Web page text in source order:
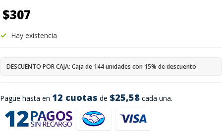
$307
Pague hasta en 12 cuotas de $25,58 cada una.
Hay existencia
DESCUENTO POR CAJA: Caja de 144 unidades con 15% de descuento